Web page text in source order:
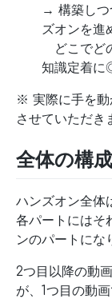
→ 構築しつ
ズオンを進
どこでど
知識定着
※ 実際に手を動
させていただき
全体の構成
ハンズオン全体
各パートにはそ
ンのパートにな
2つ目以降の動
が、1つ目の動